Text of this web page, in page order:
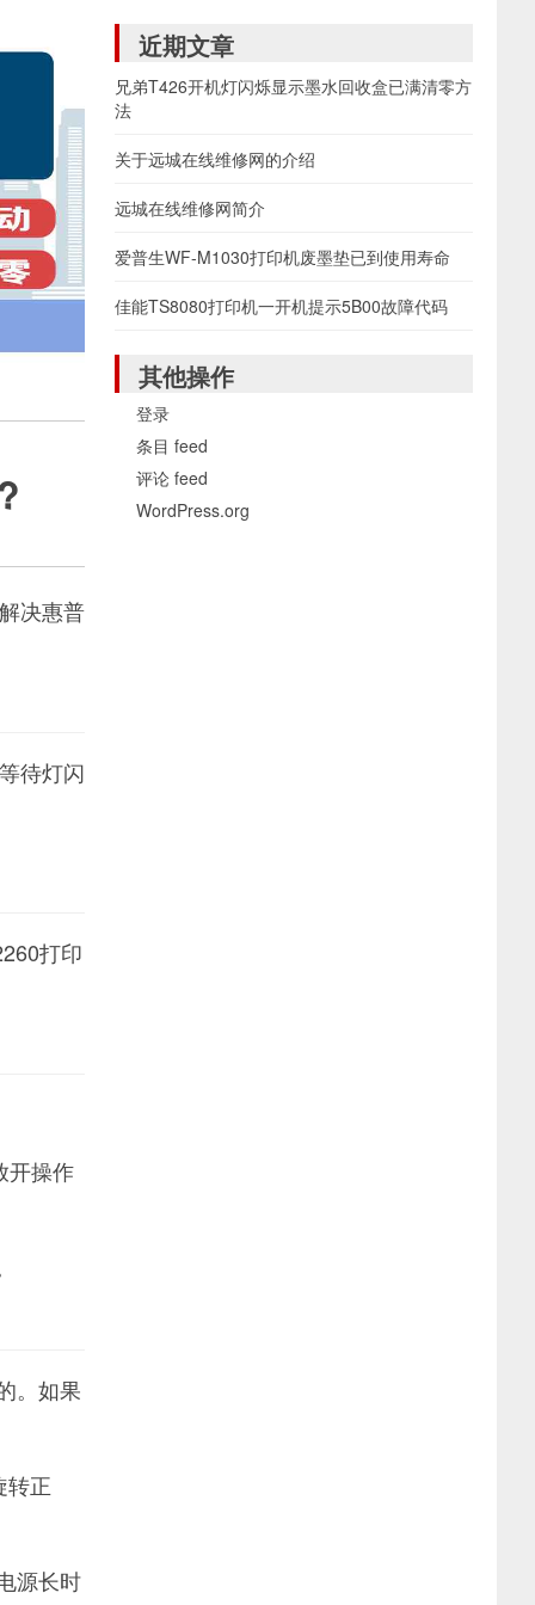
决惠普
待灯闪
打印
开操作
。如果
转正
源长时
近期文章
兄弟T426开机灯闪烁显示墨水回收盒已满清零方
法
关于远城在线维修网的介绍
远城在线维修网简介
爱普生WF-M1030打印机废墨垫已到使用寿命
佳能TS8080打印机一开机提示5B00故障代码
其他操作
登录
条目 feed
评论 feed
WordPress.org